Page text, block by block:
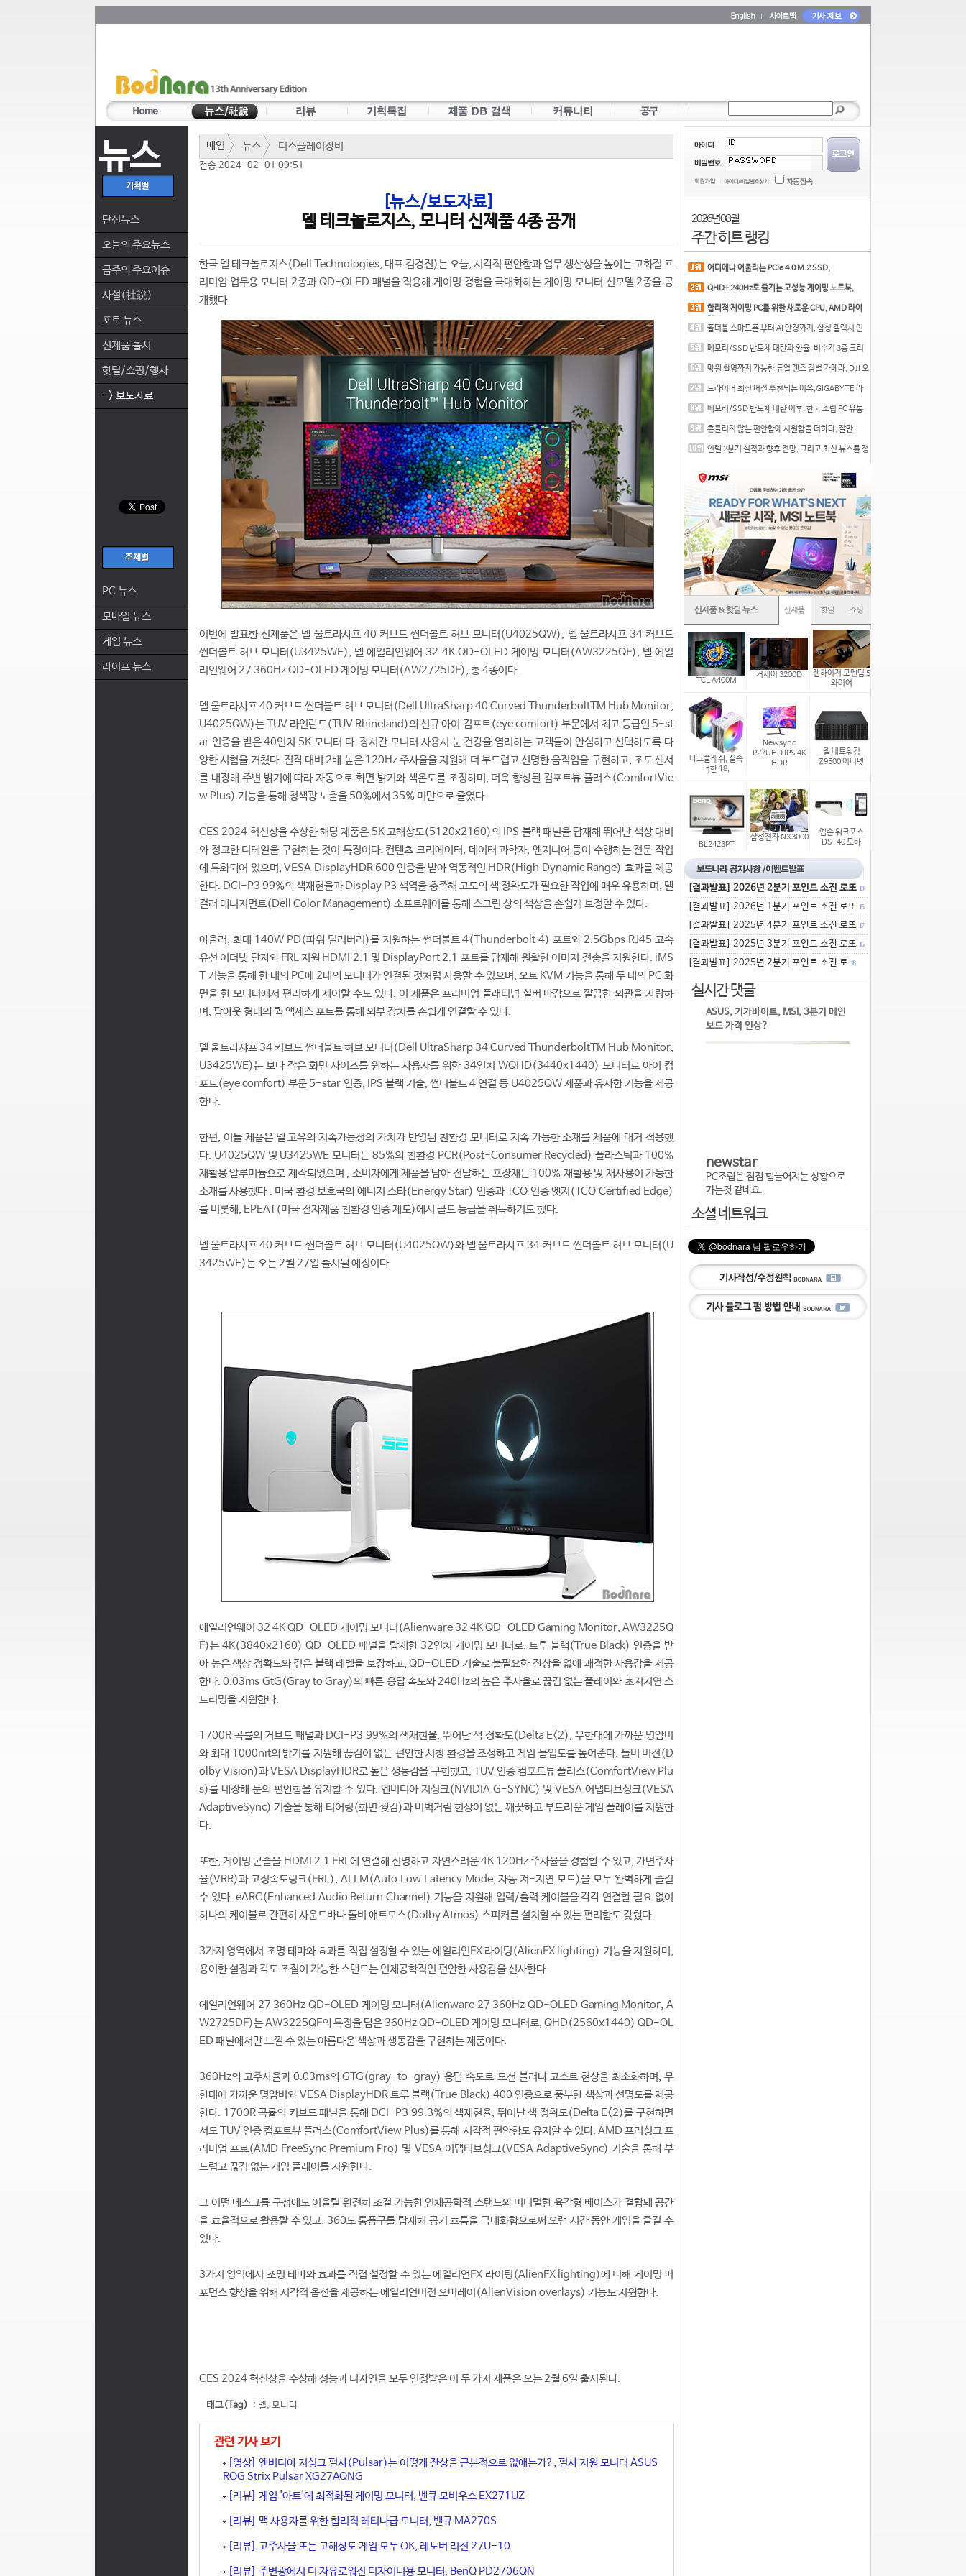
뉴스
단신뉴스
오늘의 주요뉴스
금주의 주요이슈
사설(社說)
포토 뉴스
신제품 출시
핫딜/쇼핑/행사
-> 보도자료
PC 뉴스
모바일 뉴스
게임 뉴스
라이프 뉴스
메인 뉴스 디스플레이장비
전송 2024-02-01 09:51
[뉴스/보도자료]
델 테크놀로지스, 모니터 신제품 4종 공개
한국 델 테크놀로지스(Dell Technologies, 대표 김경진)는 오늘, 시각적 편안함과 업무 생산성을 높이는 고화질 프
리미엄 업무용 모니터 2종과 QD-OLED 패널을 적용해 게이밍 경험을 극대화하는 게이밍 모니터 신모델 2종을 공
개했다.
이번에 발표한 신제품은 델 울트라샤프 40 커브드 썬더볼트 허브 모니터(U4025QW), 델 울트라샤프 34 커브드
썬더볼트 허브 모니터(U3425WE), 델 에일리언웨어 32 4K QD-OLED 게이밍 모니터(AW3225QF), 델 에일
리언웨어 27 360Hz QD-OLED 게이밍 모니터(AW2725DF), 총 4종이다.
델 울트라샤프 40 커브드 썬더볼트 허브 모니터(Dell UltraSharp 40 Curved ThunderboltTM Hub Monitor,
U4025QW)는 TUV 라인란드(TUV Rhineland)의 신규 아이 컴포트(eye comfort) 부문에서 최고 등급인 5-st
ar 인증을 받은 40인치 5K 모니터 다. 장시간 모니터 사용시 눈 건강을 염려하는 고객들이 안심하고 선택하도록 다
양한 시험을 거쳤다. 전작 대비 2배 높은 120Hz 주사율을 지원해 더 부드럽고 선명한 움직임을 구현하고, 조도 센서
를 내장해 주변 밝기에 따라 자동으로 화면 밝기와 색온도를 조정하며, 더욱 향상된 컴포트뷰 플러스(ComfortVie
w Plus) 기능을 통해 청색광 노출을 50%에서 35% 미만으로 줄였다.
CES 2024 혁신상을 수상한 해당 제품은 5K 고해상도(5120x2160)의 IPS 블랙 패널을 탑재해 뛰어난 색상 대비
와 정교한 디테일을 구현하는 것이 특징이다. 컨텐츠 크리에이터, 데이터 과학자, 엔지니어 등이 수행하는 전문 작업
에 특화되어 있으며, VESA DisplayHDR 600 인증을 받아 역동적인 HDR(High Dynamic Range) 효과를 제공
한다. DCI-P3 99%의 색재현율과 Display P3 색역을 충족해 고도의 색 정확도가 필요한 작업에 매우 유용하며, 델
컬러 매니지먼트(Dell Color Management) 소프트웨어를 통해 스크린 상의 색상을 손쉽게 보정할 수 있다.
아울러, 최대 140W PD(파워 딜리버리)를 지원하는 썬더볼트 4(Thunderbolt 4) 포트와 2.5Gbps RJ45 고속
유선 이더넷 단자와 FRL 지원 HDMI 2.1 및 DisplayPort 2.1 포트를 탑재해 원활한 이미지 전송을 지원한다. iMS
T 기능을 통해 한 대의 PC에 2대의 모니터가 연결된 것처럼 사용할 수 있으며, 오토 KVM 기능을 통해 두 대의 PC 화
면을 한 모니터에서 편리하게 제어할 수도 있다. 이 제품은 프리미엄 플래티넘 실버 마감으로 깔끔한 외관을 자랑하
며, 팝아웃 형태의 퀵 액세스 포트를 통해 외부 장치를 손쉽게 연결할 수 있다.
델 울트라샤프 34 커브드 썬더볼트 허브 모니터(Dell UltraSharp 34 Curved ThunderboltTM Hub Monitor,
U3425WE)는 보다 작은 화면 사이즈를 원하는 사용자를 위한 34인치 WQHD(3440x1440) 모니터로 아이 컴
포트(eye comfort) 부문 5-star 인증, IPS 블랙 기술, 썬더볼트 4 연결 등 U4025QW 제품과 유사한 기능을 제공
한다.
한편, 이들 제품은 델 고유의 지속가능성의 가치가 반영된 친환경 모니터로 지속 가능한 소재를 제품에 대거 적용했
다. U4025QW 및 U3425WE 모니터는 85%의 친환경 PCR(Post-Consumer Recycled) 플라스틱과 100%
재활용 알루미늄으로 제작되었으며 , 소비자에게 제품을 담아 전달하는 포장재는 100% 재활용 및 재사용이 가능한
소재를 사용했다 . 미국 환경 보호국의 에너지 스타(Energy Star) 인증과 TCO 인증 엣지(TCO Certified Edge)
를 비롯해, EPEAT(미국 전자제품 친환경 인증 제도)에서 골드 등급을 취득하기도 했다.
델 울트라샤프 40 커브드 썬더볼트 허브 모니터(U4025QW)와 델 울트라샤프 34 커브드 썬더볼트 허브 모니터(U
3425WE)는 오는 2월 27일 출시될 예정이다.
에일리언웨어 32 4K QD-OLED 게이밍 모니터(Alienware 32 4K QD-OLED Gaming Monitor, AW3225Q
F)는 4K(3840x2160) QD-OLED 패널을 탑재한 32인치 게이밍 모니터로, 트루 블랙(True Black) 인증을 받
아 높은 색상 정확도와 깊은 블랙 레벨을 보장하고, QD-OLED 기술로 불필요한 잔상을 없애 쾌적한 사용감을 제공
한다. 0.03ms GtG(Gray to Gray)의 빠른 응답 속도와 240Hz의 높은 주사율로 끊김 없는 플레이와 초저지연 스
트리밍을 지원한다.
1700R 곡률의 커브드 패널과 DCI-P3 99%의 색재현율, 뛰어난 색 정확도(Delta E<2), 무한대에 가까운 명암비
와 최대 1000nit의 밝기를 지원해 끊김이 없는 편안한 시청 환경을 조성하고 게임 몰입도를 높여준다. 돌비 비전(D
olby Vision)과 VESA DisplayHDR로 높은 생동감을 구현했고, TUV 인증 컴포트뷰 플러스(ComfortView Plu
s)를 내장해 눈의 편안함을 유지할 수 있다. 엔비디아 지싱크(NVIDIA G-SYNC) 및 VESA 어댑티브싱크(VESA
AdaptiveSync) 기술을 통해 티어링(화면 찢김)과 버벅거림 현상이 없는 깨끗하고 부드러운 게임 플레이를 지원한
다.
또한, 게이밍 콘솔을 HDMI 2.1 FRL에 연결해 선명하고 자연스러운 4K 120Hz 주사율을 경험할 수 있고, 가변주사
율(VRR)과 고정속도링크(FRL), ALLM(Auto Low Latency Mode, 자동 저-지연 모드)을 모두 완벽하게 즐길
수 있다. eARC(Enhanced Audio Return Channel) 기능을 지원해 입력/출력 케이블을 각각 연결할 필요 없이
하나의 케이블로 간편히 사운드바나 돌비 애트모스(Dolby Atmos) 스피커를 설치할 수 있는 편리함도 갖췄다.
3가지 영역에서 조명 테마와 효과를 직접 설정할 수 있는 에일리언FX 라이팅(AlienFX lighting) 기능을 지원하며,
용이한 설정과 각도 조절이 가능한 스탠드는 인체공학적인 편안한 사용감을 선사한다.
에일리언웨어 27 360Hz QD-OLED 게이밍 모니터(Alienware 27 360Hz QD-OLED Gaming Monitor, A
W2725DF)는 AW3225QF의 특징을 담은 360Hz QD-OLED 게이밍 모니터로, QHD(2560x1440) QD-OL
ED 패널에서만 느낄 수 있는 아름다운 색상과 생동감을 구현하는 제품이다.
360Hz의 고주사율과 0.03ms의 GTG(gray-to-gray) 응답 속도로 모션 블러나 고스트 현상을 최소화하며, 무
한대에 가까운 명암비와 VESA DisplayHDR 트루 블랙(True Black) 400 인증으로 풍부한 색상과 선명도를 제공
한다. 1700R 곡률의 커브드 패널을 통해 DCI-P3 99.3%의 색재현율, 뛰어난 색 정확도(Delta E<2)를 구현하면
서도 TUV 인증 컴포트뷰 플러스(ComfortView Plus)를 통해 시각적 편안함도 유지할 수 있다. AMD 프리싱크 프
리미엄 프로(AMD FreeSync Premium Pro) 및 VESA 어댑티브싱크(VESA AdaptiveSync) 기술을 통해 부
드럽고 끊김 없는 게임 플레이를 지원한다.
그 어떤 데스크톱 구성에도 어울릴 완전히 조절 가능한 인체공학적 스탠드와 미니멀한 육각형 베이스가 결합돼 공간
을 효율적으로 활용할 수 있고, 360도 통풍구를 탑재해 공기 흐름을 극대화함으로써 오랜 시간 동안 게임을 즐길 수
있다.
3가지 영역에서 조명 테마와 효과를 직접 설정할 수 있는 에일리언FX 라이팅(AlienFX lighting)에 더해 게이밍 퍼
포먼스 향상을 위해 시각적 옵션을 제공하는 에일리언비전 오버레이(AlienVision overlays) 기능도 지원한다.
CES 2024 혁신상을 수상해 성능과 디자인을 모두 인정받은 이 두 가지 제품은 오는 2월 6일 출시된다.
태그(Tag) : 델, 모니터
관련 기사 보기
[영상] 엔비디아 지싱크 펄사(Pulsar)는 어떻게 잔상을 근본적으로 없애는가?, 펄사 지원 모니터 ASUS
ROG Strix Pulsar XG27AQNG
[리뷰] 게임 '아트'에 최적화된 게이밍 모니터, 벤큐 모비우스 EX271UZ
[리뷰] 맥 사용자를 위한 합리적 레티나급 모니터, 벤큐 MA270S
[리뷰] 고주사율 또는 고해상도 게임 모두 OK, 레노버 리전 27U-10
[리뷰] 주변광에서 더 자유로워진 디자이너용 모니터, BenQ PD2706QN
2026년 08월
주간 히트 랭킹
어디에나 어울리는 PCIe 4.0 M.2 SSD,
QHD+ 240Hz로 즐기는 고성능 게이밍 노트북,
합리적 게이밍 PC를 위한 새로운 CPU, AMD 라이
폴더블 스마트폰 부터 AI 안경까지, 삼성 갤럭시 언
메모리/SSD 반도체 대란과 환율, 비수기 3중 크리
망원 촬영까지 가능한 듀얼 렌즈 짐벌 카메라, DJI 오
드라이버 최신 버전 추천되는 이유,GIGABYTE 라
메모리/SSD 반도체 대란 이후, 한국 조립 PC 유통
흔들리지 않는 편안함에 시원함을 더하다, 잘만
인텔 2분기 실적과 향후 전망, 그리고 최신 뉴스를 정
TCL A400M
커세어 3200D
젠하이저 모멘텀 5
와이어
다크플래쉬, 실속
더한 18,
Newsync
P27UHD IPS 4K
HDR
델 네트워킹
Z9500 이더넷
BL2423PT
삼성전자 NX3000
엡손 워크포스
DS-40 모바
[결과발표] 2026년 2분기 포인트 소진 로또 13
[결과발표] 2026년 1분기 포인트 소진 로또 15
[결과발표] 2025년 4분기 포인트 소진 로또 17
[결과발표] 2025년 3분기 포인트 소진 로또 16
[결과발표] 2025년 2분기 포인트 소진 로 18
실시간 댓글
ASUS, 기가바이트, MSI, 3분기 메인
보드 가격 인상?
newstar
PC조립은 점점 힘들어지는 상황으로
가는것 같네요.
소셜 네트워크